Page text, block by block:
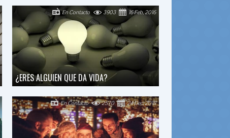
¿ERES ALGUIEN QUE DA VIDA?
16 Feb, 2016
3903
En Contacto
24 Dec, 2018
2570
En Contacto